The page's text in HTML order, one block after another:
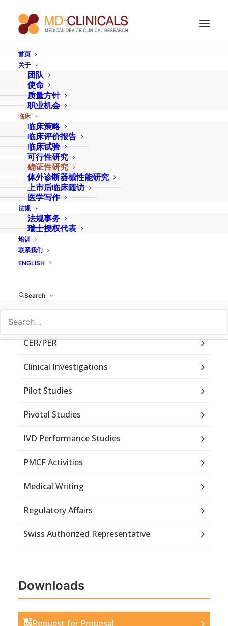
首页
关于
团队
使命
质量方针
职业机会
临床
临床策略
临床评价报告
临床试验
可行性研究
确证性研究
体外诊断器械性能研究
上市后临床随访
医学写作
法规
法规事务
瑞士授权代表
培训
联系我们
ENGLISH
Search
确证性研究
优化市场准入的临床试验设计对于节省时间和资源至
关重要。 MD-CLINICALS 为您的全球临床试验提供
全方位服务。
联系我们，免费咨询半小时
Clinical Strategy
CER/PER
Clinical Investigations
Pilot Studies
Pivotal Studies
IVD Performance Studies
PMCF Activities
Medical Writing
Regulatory Affairs
Swiss Authorized Representative
Downloads
Request for Proposal